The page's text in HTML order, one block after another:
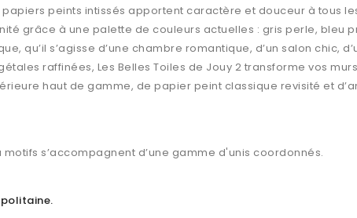
peints intissés apportent caractère et douceur à tous
grâce à une palette de couleurs actuelles : gris perle, bleu
qu’il s’agisse d’une chambre romantique, d’un salon chic,
raffinées, Les Belles Toiles de Jouy 2 transforme vos
haut de gamme, de papier peint classique revisité et
s’accompagnent d’une gamme d'unis coordonnés.
.